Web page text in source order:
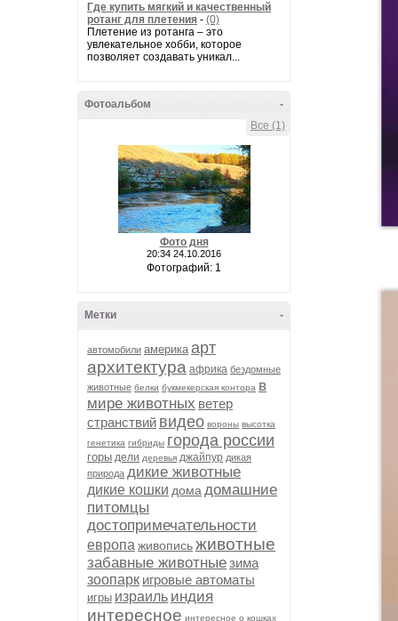
Где купить мягкий и качественный
ротанг для плетения - (0)
Плетение из ротанга – это
увлекательное хобби, которое
позволяет создавать уникал...
-
Фотоальбом
Все (1)
Фото дня
20:34 24.10.2016
Фотографий: 1
-
Метки
автомобили америка арт
архитектура африка бездомные
животные белки букмекерская контора в
мире животных ветер
странствий видео вороны высотка
генетика гибриды города россии
горы дели деревья джайпур дикая
природа дикие животные
дикие кошки дома домашние
питомцы
достопримечательности
европа живописьживотные
забавные животныезима
зоопарк игровые автоматы
игры израиль индия
интересное интересное о кошках